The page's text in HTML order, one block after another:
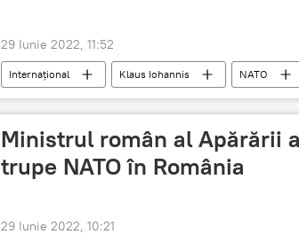
29 Iunie 2022, 11:52
Internaţional Klaus Iohannis NATO
Ministrul român al Apărării
trupe NATO în România
29 Iunie 2022, 10:21